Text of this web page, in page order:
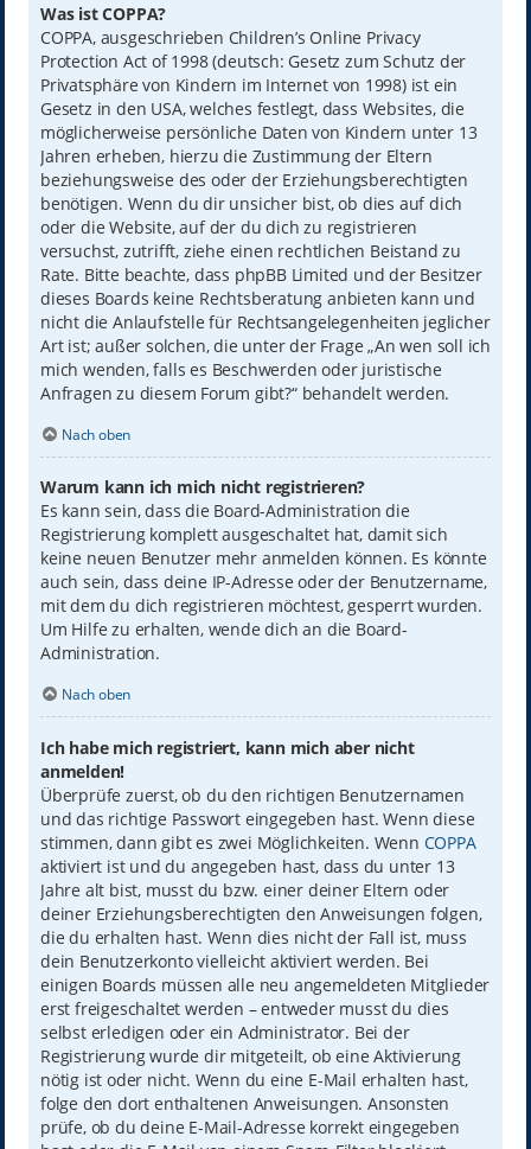
Was ist COPPA?
COPPA, ausgeschrieben Children’s Online Privacy
Protection Act of 1998 (deutsch: Gesetz zum Schutz der
Privatsphäre von Kindern im Internet von 1998) ist ein
Gesetz in den USA, welches festlegt, dass Websites, die
möglicherweise persönliche Daten von Kindern unter 13
Jahren erheben, hierzu die Zustimmung der Eltern
beziehungsweise des oder der Erziehungsberechtigten
benötigen. Wenn du dir unsicher bist, ob dies auf dich
oder die Website, auf der du dich zu registrieren
versuchst, zutrifft, ziehe einen rechtlichen Beistand zu
Rate. Bitte beachte, dass phpBB Limited und der Besitzer
dieses Boards keine Rechtsberatung anbieten kann und
nicht die Anlaufstelle für Rechtsangelegenheiten jeglicher
Art ist; außer solchen, die unter der Frage „An wen soll ich
mich wenden, falls es Beschwerden oder juristische
Anfragen zu diesem Forum gibt?“ behandelt werden.
Nach oben
Warum kann ich mich nicht registrieren?
Es kann sein, dass die Board-Administration die
Registrierung komplett ausgeschaltet hat, damit sich
keine neuen Benutzer mehr anmelden können. Es könnte
auch sein, dass deine IP-Adresse oder der Benutzername,
mit dem du dich registrieren möchtest, gesperrt wurden.
Um Hilfe zu erhalten, wende dich an die Board-
Administration.
Nach oben
Ich habe mich registriert, kann mich aber nicht
anmelden!
Überprüfe zuerst, ob du den richtigen Benutzernamen
und das richtige Passwort eingegeben hast. Wenn diese
stimmen, dann gibt es zwei Möglichkeiten. Wenn COPPA
aktiviert ist und du angegeben hast, dass du unter 13
Jahre alt bist, musst du bzw. einer deiner Eltern oder
deiner Erziehungsberechtigten den Anweisungen folgen,
die du erhalten hast. Wenn dies nicht der Fall ist, muss
dein Benutzerkonto vielleicht aktiviert werden. Bei
einigen Boards müssen alle neu angemeldeten Mitglieder
erst freigeschaltet werden – entweder musst du dies
selbst erledigen oder ein Administrator. Bei der
Registrierung wurde dir mitgeteilt, ob eine Aktivierung
nötig ist oder nicht. Wenn du eine E-Mail erhalten hast,
folge den dort enthaltenen Anweisungen. Ansonsten
prüfe, ob du deine E-Mail-Adresse korrekt eingegeben